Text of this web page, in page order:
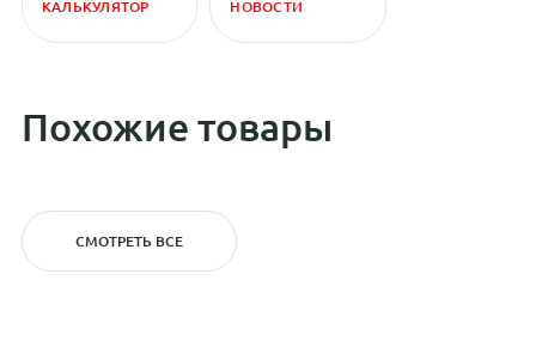
КАЛЬКУЛЯТОР НОВОСТИ
Похожие товары
СМОТРЕТЬ ВСЕ